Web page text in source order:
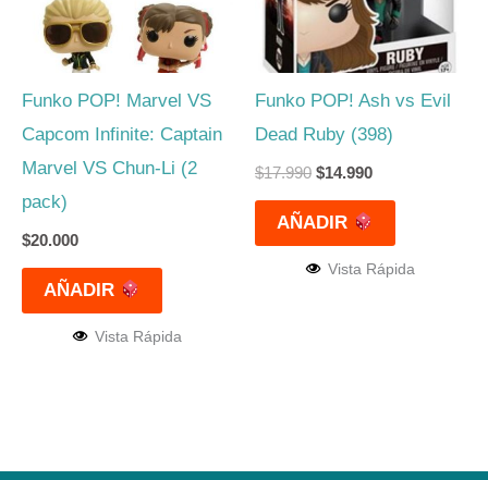
Funko POP! Marvel VS
Capcom Infinite: Captain
Marvel VS Chun-Li (2
pack)
$20.000
AÑADIR
Vista Rápida
Funko POP! Ash vs Evil
Dead Ruby (398)
$17.990 $14.990
AÑADIR
Vista Rápida